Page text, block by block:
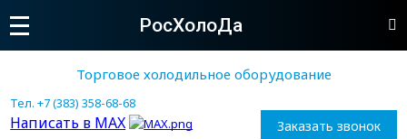
РосХолоДа
Торговое холодильное оборудование
Тел. +7 (383) 358-68-68
Написать в MAX Заказать звонок